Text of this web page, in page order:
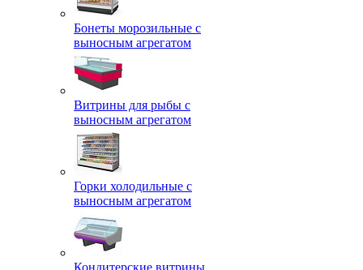
Бонеты морозильные с
выносным агрегатом
Витрины для рыбы с
выносным агрегатом
Горки холодильные с
выносным агрегатом
Кондитерские витрины